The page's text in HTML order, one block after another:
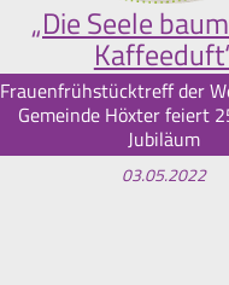
„Die Seele
Frauenfrühstücktreff der
Gemeinde Höxter feiert
Jubiläum
03.05.2022